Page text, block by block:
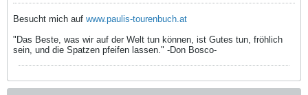
Besucht mich auf www.paulis-tourenbuch.at
"Das Beste, was wir auf der Welt tun können, ist Gutes tun, fröhlich
sein, und die Spatzen pfeifen lassen." -Don Bosco-